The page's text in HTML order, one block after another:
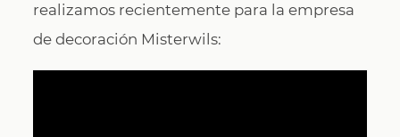
realizamos recientemente para la empresa
de decoración Misterwils: